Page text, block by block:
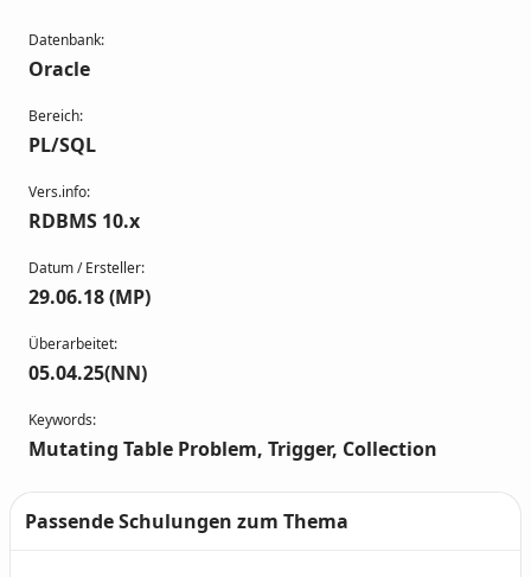
Datenbank:
Oracle
Bereich:
PL/SQL
Vers.info:
RDBMS 10.x
Datum / Ersteller:
29.06.18 (MP)
Überarbeitet:
05.04.25(NN)
Keywords:
Mutating Table Problem, Trigger, Collection
Passende Schulungen zum Thema